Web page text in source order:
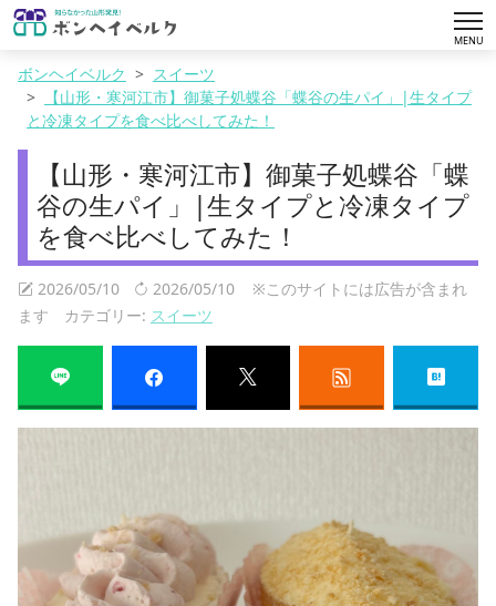
MENU
ボンヘイベルク
スイーツ
【山形・寒河江市】御菓子処蝶谷「蝶谷の生パイ」|生タイプ
と冷凍タイプを食べ比べしてみた！
【山形・寒河江市】御菓子処蝶谷「蝶
谷の生パイ」|生タイプと冷凍タイプ
を食べ比べしてみた！
2026/05/10 2026/05/10 ※このサイトには広告が含まれ
ます カテゴリー: スイーツ